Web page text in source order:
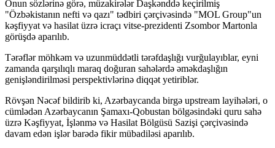
Onun sözlərinə görə, müzakirələr Daşkənddə keçirilmiş
"Özbəkistanın nefti və qazı" tədbiri çərçivəsində "MOL Group"un
kəşfiyyat və hasilat üzrə icraçı vitse-prezidenti Zsombor Martonla
görüşdə aparılıb.
Tərəflər möhkəm və uzunmüddətli tərəfdaşlığı vurğulayıblar, eyni
zamanda qarşılıqlı maraq doğuran sahələrdə əməkdaşlığın
genişləndirilməsi perspektivlərinə diqqət yetiriblər.
Rövşən Nəcəf bildirib ki, Azərbaycanda birgə upstream layihələri, o
cümlədən Azərbaycanın Şamaxı-Qobustan bölgəsindəki quru sahə
üzrə Kəşfiyyat, İşlənmə və Hasilat Bölgüsü Sazişi çərçivəsində
davam edən işlər barədə fikir mübadiləsi aparılıb.